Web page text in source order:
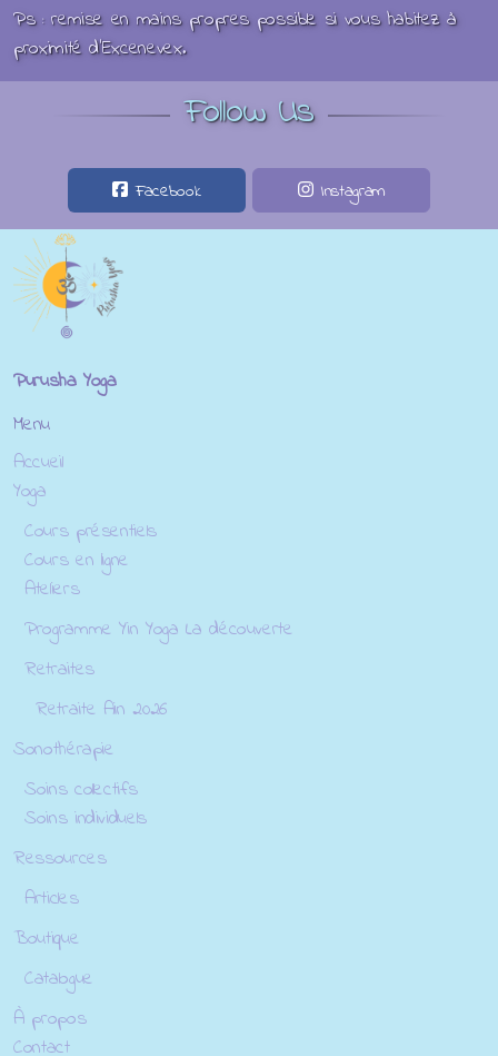
Ps : remise en mains propres possible si vous habitez à
proximité d'Excenevex.
Follow Us
Facebook Instagram
Purusha Yoga
Menu
Accueil
Yoga
Cours présentiels
Cours en ligne
Ateliers
Programme Yin Yoga La découverte
Retraites
Retraite Ain 2026
Sonothérapie
Soins collectifs
Soins individuels
Ressources
Articles
Boutique
Catalogue
À propos
Contact